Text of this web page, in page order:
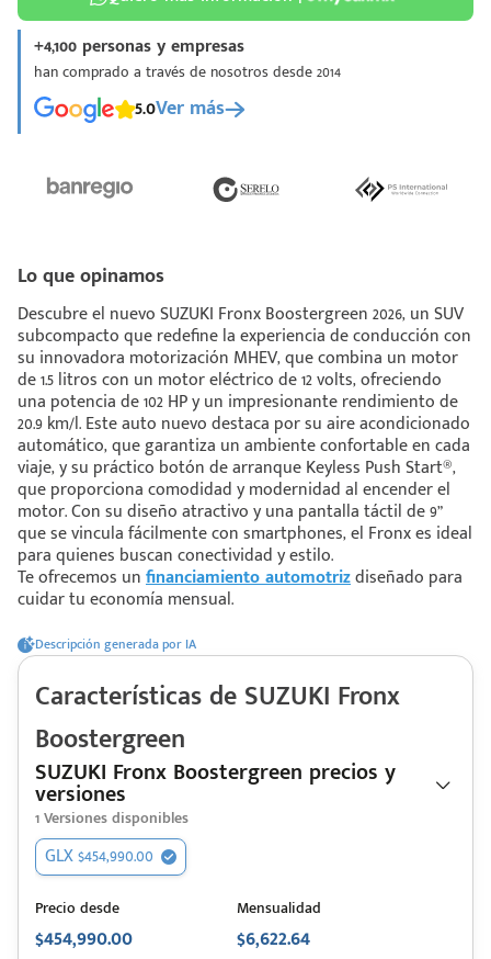
Lo que opinamos
Descubre el nuevo SUZUKI Fronx Boostergreen 2026, un SUV
subcompacto que redefine la experiencia de conducción con
su innovadora motorización MHEV, que combina un motor
de 1.5 litros con un motor eléctrico de 12 volts, ofreciendo
una potencia de 102 HP y un impresionante rendimiento de
20.9 km/l. Este auto nuevo destaca por su aire acondicionado
automático, que garantiza un ambiente confortable en cada
viaje, y su práctico botón de arranque Keyless Push Start®,
que proporciona comodidad y modernidad al encender el
motor. Con su diseño atractivo y una pantalla táctil de 9”
que se vincula fácilmente con smartphones, el Fronx es ideal
para quienes buscan conectividad y estilo.
Te ofrecemos unfinanciamiento automotrizdiseñado para
cuidar tu economía mensual.
Descripción generada por IA
Características de SUZUKI Fronx
Boostergreen
SUZUKI Fronx Boostergreen precios y
versiones
1Versiones disponibles
GLX $454,990.00
Precio desde
$454,990.00
Mensualidad
$6,622.64
+4,100 personas y empresas
han comprado a través de nosotros desde 2014
5.0Ver más
¡Espera!
enviar tu cotización
conozcas nuestro
asesor te guiará
más
estoy viendo 😀